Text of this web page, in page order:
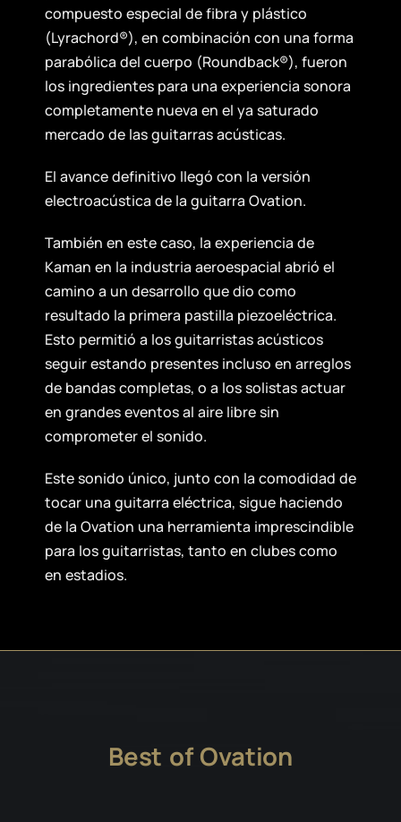
compuesto especial de fibra y plástico
(Lyrachord®), en combinación con una forma
parabólica del cuerpo (Roundback®), fueron
los ingredientes para una experiencia sonora
completamente nueva en el ya saturado
mercado de las guitarras acústicas.
El avance definitivo llegó con la versión
electroacústica de la guitarra Ovation.
También en este caso, la experiencia de
Kaman en la industria aeroespacial abrió el
camino a un desarrollo que dio como
resultado la primera pastilla piezoeléctrica.
Esto permitió a los guitarristas acústicos
seguir estando presentes incluso en arreglos
de bandas completas, o a los solistas actuar
en grandes eventos al aire libre sin
comprometer el sonido.
Este sonido único, junto con la comodidad de
tocar una guitarra eléctrica, sigue haciendo
de la Ovation una herramienta imprescindible
para los guitarristas, tanto en clubes como
en estadios.
Best of Ovation